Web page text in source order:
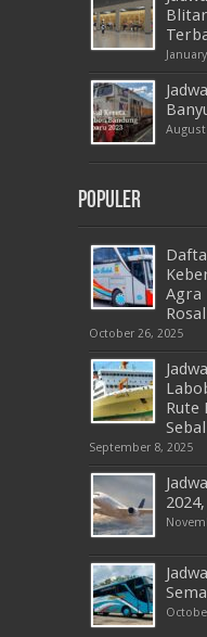
August
Populer
Agra
October 26, 2025
Rute
September 8, 2025